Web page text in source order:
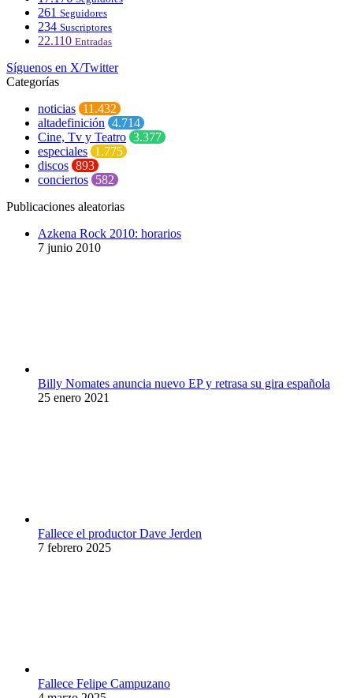
261 Seguidores
234 Suscriptores
22.110 Entradas
Síguenos en X/Twitter
Categorías
noticias 11.432
altadefinición 4.714
Cine, Tv y Teatro 3.377
especiales 1.775
discos 893
conciertos 582
Publicaciones aleatorias
Azkena Rock 2010: horarios
7 junio 2010
Billy Nomates anuncia nuevo EP y retrasa su gira española
25 enero 2021
Fallece el productor Dave Jerden
7 febrero 2025
Fallece Felipe Campuzano